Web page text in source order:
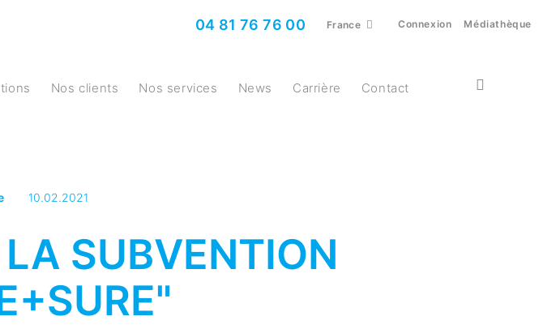
04 81 76 76 00 France Connexion Médiathèque
Nos clients Nos services News Carrière Contact
10.02.2021
SUBVENTION